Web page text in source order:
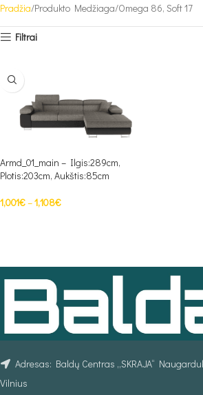
Pradžia Produkto Medžiaga Omega 86, Soft 17
Filtrai
Armd_01_main – Ilgis:289cm,
Plotis:203cm, Aukštis:85cm
1,001€–1,108€
Adresas: Baldų Centras „SKRAJA“
Vilnius